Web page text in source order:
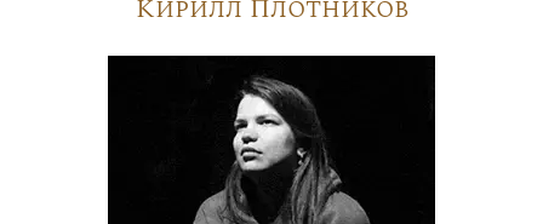
Кирилл Плотников